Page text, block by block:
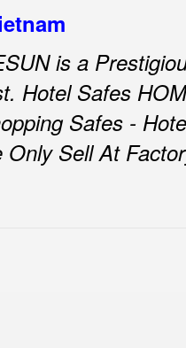
is a
Hotel Safes
Safes -
Sell At